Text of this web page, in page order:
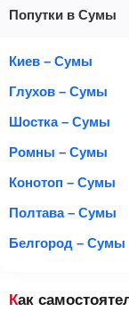
Попутки в Сумы
Киев – Сумы
Глухов – Сумы
Шостка – Сумы
Ромны – Сумы
Конотоп – Сумы
Полтава – Сумы
Белгород – Сумы
Как самостоятельно найти попутку Харьков →